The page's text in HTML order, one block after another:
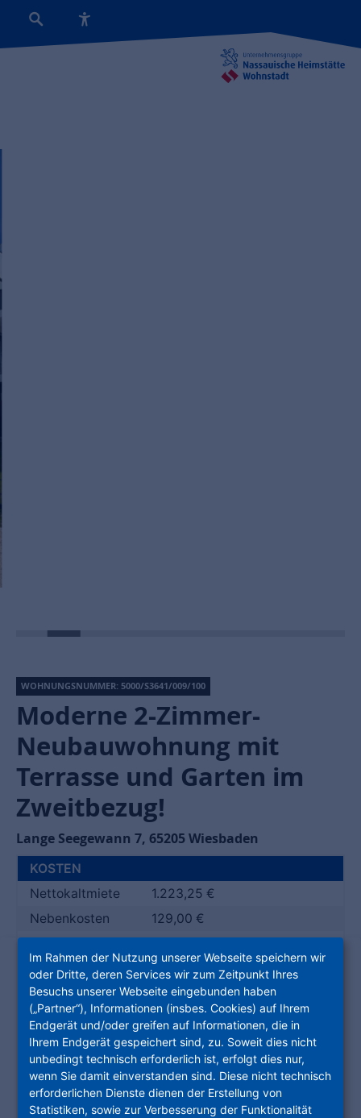
WOHNUNGSNUMMER: 5000/S3641/009/100
Moderne 2-Zimmer-
Neubauwohnung mit
Terrasse und Garten im
Zweitbezug!
Lange Seegewann 7, 65205 Wiesbaden
KOSTEN
Nettokaltmiete
1.223,25 €
Nebenkosten
129,00 €
Gesamtmiete
(brutto)
1.490,25 €
Kaution
3.669,00 €
GEBÄUDE
Baujahr
2024
Heizungsart
Fußbodenheizung
Energieträger
Fernwärme
Im Rahmen der Nutzung unserer Webseite speichern wir
oder Dritte, deren Services wir zum Zeitpunkt Ihres
Besuchs unserer Webseite eingebunden haben
(„Partner“), Informationen (insbes. Cookies) auf Ihrem
Endgerät und/oder greifen auf Informationen, die in
Ihrem Endgerät gespeichert sind, zu. Soweit dies nicht
unbedingt technisch erforderlich ist, erfolgt dies nur,
wenn Sie damit einverstanden sind. Diese nicht technisch
erforderlichen Dienste dienen der Erstellung von
Statistiken, sowie zur Verbesserung der Funktionalität